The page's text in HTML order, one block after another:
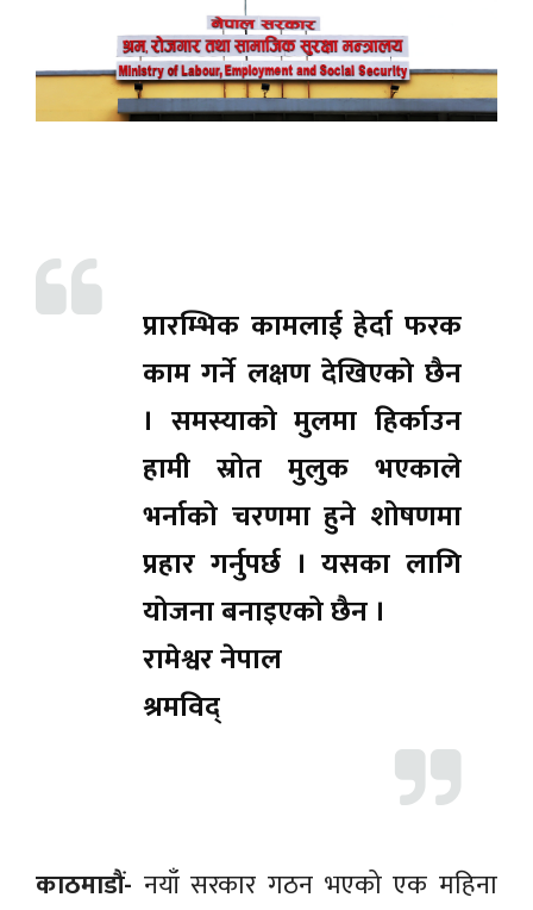
प्रारम्भिक कामलाई हेर्दा फरक
काम गर्ने लक्षण देखिएको छैन
। समस्याको मुलमा हिर्काउन
हामी स्रोत मुलुक भएकाले
भर्नाको चरणमा हुने शोषणमा
प्रहार गर्नुपर्छ । यसका लागि
योजना बनाइएको छैन ।
रामेश्वर नेपाल
श्रमविद्
काठमाडौं- नयाँ सरकार गठन भएको एक महिना